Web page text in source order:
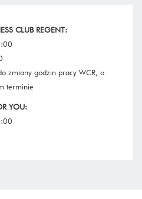
CLUB REGENT:
zmiany godzin pracy WCR, o
terminie
YOU: